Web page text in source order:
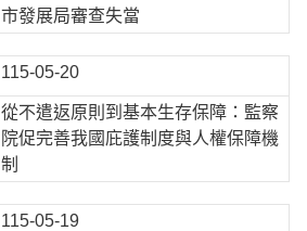
市發展局審查失當
115-05-20
從不遣返原則到基本生存保障：監察
院促完善我國庇護制度與人權保障機
制
115-05-19